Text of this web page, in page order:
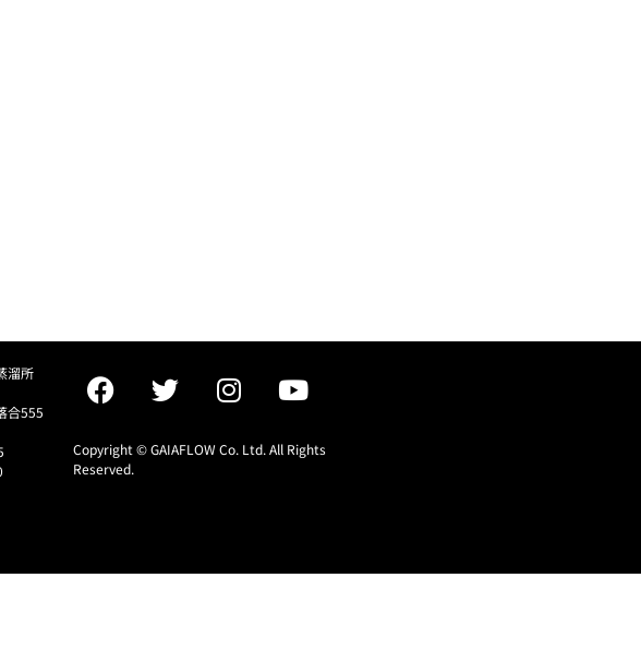
溜所
合555
Copyright © GAIAFLOW Co. Ltd. All Rights
Reserved.